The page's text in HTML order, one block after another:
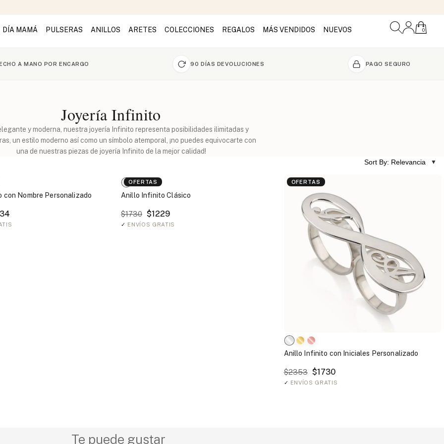
DÍA MAMÁ PULSERAS ANILLOS ARETES COLECCIONES REGALOS MÁS VENDIDOS NUEVOS 0
A MANO POR ENCARGO 90 DÍAS DEVOLUCIONES PAGO SEGURO
Joyería Infinito
y moderna, nuestra joyería Infinito representa posibilidades ilimitadas y
un estilo moderno así como un símbolo atemporal, ¡no puedes equivocarte con
una de nuestras piezas de joyería Infinito de la mejor calidad!
Sort By: Relevancia
con Nombre Personalizado
OFERTAS
Anillo Infinito Clásico
$1730 $1229
✓ ENVÍOS GRATIS
OFERTAS
Anillo Infinito con Iniciales Personalizado
$2353 $1730
✓ ENVÍOS GRATIS
Te puede gustar